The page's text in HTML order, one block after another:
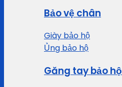
Bảo vệ chân
Giày bảo hộ
Ủng bảo hộ
Găng tay bảo hộ